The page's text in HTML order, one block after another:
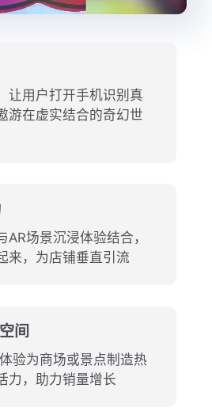
让用户打开手机识别真
游在虚实结合的奇幻世
AR场景沉浸体验结合，
来，为店铺垂直引流
间
验为商场或景点制造热
力，助力销量增长